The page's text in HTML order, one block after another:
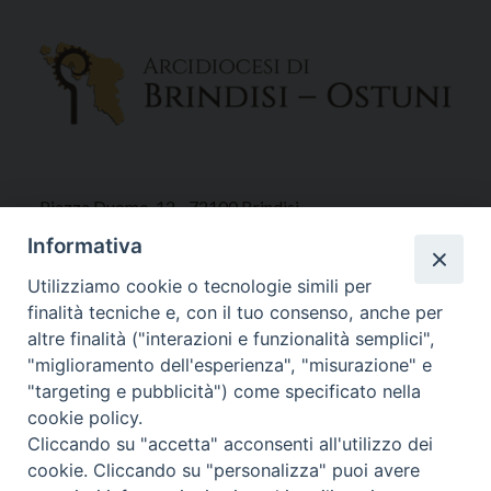
Piazza Duomo, 12 - 72100 Brindisi
Tel 0831.521958
Fax 0831.528315
Orari Curia
Mar. / Mer. / Giov. ore 9 - 13
nei mesi estivi solo Martedì ore 9 - 13
Informativa
Utilizziamo cookie o tecnologie simili per
finalità tecniche e, con il tuo consenso, anche per
altre finalità ("interazioni e funzionalità semplici",
"miglioramento dell'esperienza", "misurazione" e
"targeting e pubblicità") come specificato nella
cookie policy.
Cliccando su "accetta" acconsenti all'utilizzo dei
cookie. Cliccando su "personalizza" puoi avere